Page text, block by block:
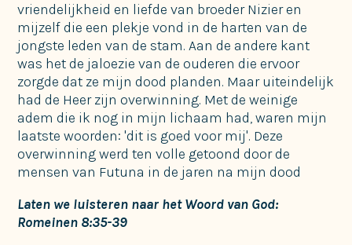
vriendelijkheid en liefde van broeder Nizier en
mijzelf die een plekje vond in de harten van de
jongste leden van de stam. Aan de andere kant
was het de jaloezie van de ouderen die ervoor
zorgde dat ze mijn dood planden. Maar uiteindelijk
had de Heer zijn overwinning. Met de weinige
adem die ik nog in mijn lichaam had, waren mijn
laatste woorden: 'dit is goed voor mij'. Deze
overwinning werd ten volle getoond door de
mensen van Futuna in de jaren na mijn dood
Laten we luisteren naar het Woord van God:
Romeinen 8:35-39